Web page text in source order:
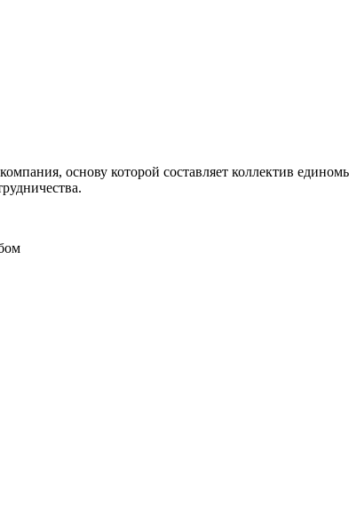
основу которой составляет коллектив